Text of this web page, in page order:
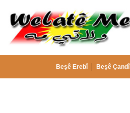
Beşê Erebî Beşê Çandî